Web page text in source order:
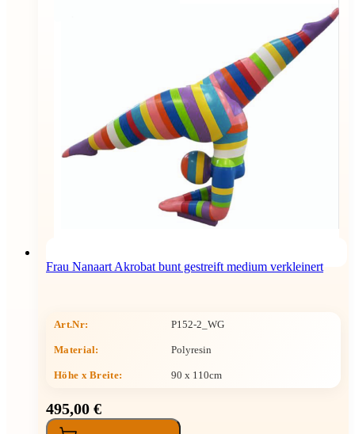
Frau Nanaart Akrobat bunt gestreift medium verkleinert
Art.Nr: P152-2_WG
Material: Polyresin
Höhe x Breite: 90 x 110cm
495,00 €